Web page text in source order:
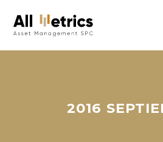
2016